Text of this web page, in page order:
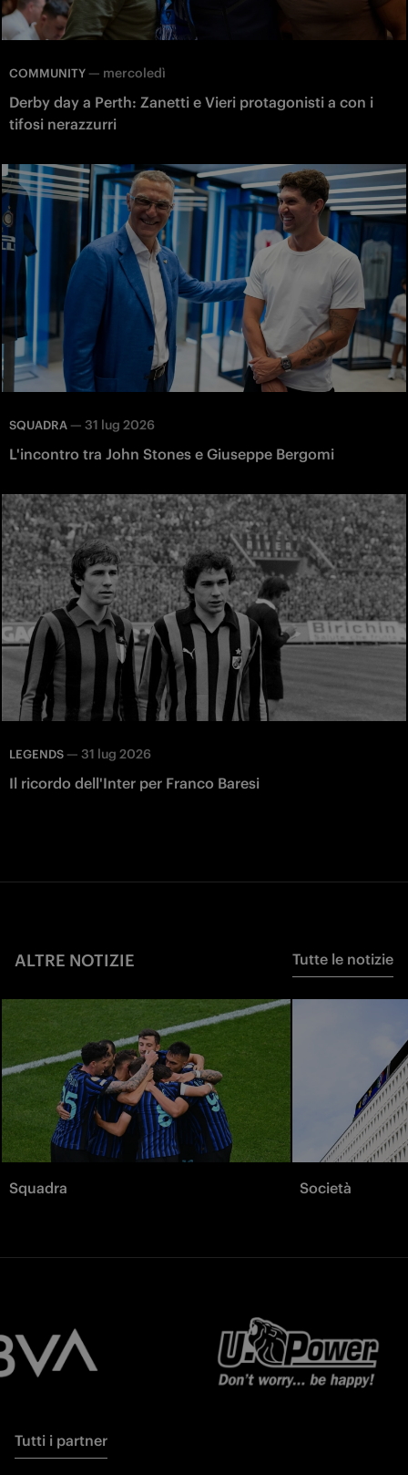
COMMUNITY — mercoledì
Derby day a Perth: Zanetti e Vieri protagonisti a con i
tifosi nerazzurri
SQUADRA — 31 lug 2026
L'incontro tra John Stones e Giuseppe Bergomi
LEGENDS — 31 lug 2026
Il ricordo dell'Inter per Franco Baresi
ALTRE NOTIZIE Tutte le notizie
Squadra Società
Tutti i partner